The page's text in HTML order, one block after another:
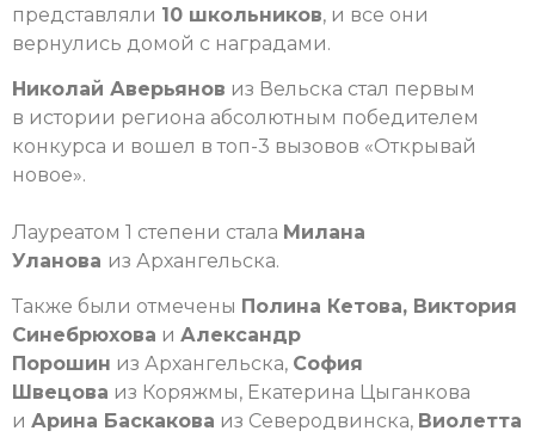
представляли 10 школьников, и все они
вернулись домой с наградами.
Николай Аверьянов из Вельска стал первым
в истории региона абсолютным победителем
конкурса и вошел в топ-3 вызовов «Открывай
новое».
Лауреатом 1 степени стала Милана
Уланова из Архангельска.
Также были отмечены Полина Кетова, Виктория
Синебрюхова и Александр
Порошин из Архангельска, София
Швецова из Коряжмы, Екатерина Цыганкова
и Арина Баскакова из Северодвинска, Виолетта